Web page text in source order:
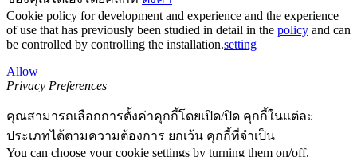
Cookie policy for development and experience and the experience
of use that has previously been studied in detail in the policy and can
be controlled by controlling the installation.setting
Allow
Privacy Preferences
คุณสามารถเลือกการตั้งค่าคุกกี้โดยเปิด/ปิด คุกกี้ในแต่ละ
ประเภทได้ตามความต้องการ ยกเว้น คุกกี้ที่จำเป็น
You can choose your cookie settings by turning them on/off.